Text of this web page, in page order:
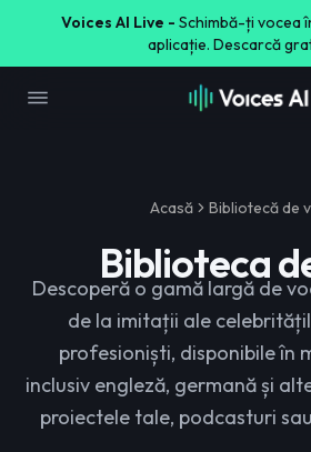
Voices AI Live - Schimbă-ți vocea
aplicație. Descarcă
Acasă Bibliotecă de
Biblioteca
Descoperă o gamă largă de
de la imitații ale
profesioniști, disponibile în
inclusiv engleză, germană și
proiectele tale, podcasturi